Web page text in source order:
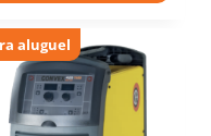
aluguel